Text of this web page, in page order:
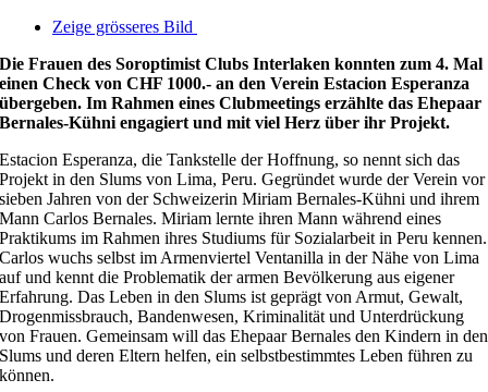
Zeige grösseres Bild
Die Frauen des Soroptimist Clubs Interlaken konnten zum 4. Mal
einen Check von CHF 1000.- an den Verein Estacion Esperanza
übergeben. Im Rahmen eines Clubmeetings erzählte das Ehepaar
Bernales-Kühni engagiert und mit viel Herz über ihr Projekt.
Estacion Esperanza, die Tankstelle der Hoffnung, so nennt sich das
Projekt in den Slums von Lima, Peru. Gegründet wurde der Verein vor
sieben Jahren von der Schweizerin Miriam Bernales-Kühni und ihrem
Mann Carlos Bernales. Miriam lernte ihren Mann während eines
Praktikums im Rahmen ihres Studiums für Sozialarbeit in Peru kennen.
Carlos wuchs selbst im Armenviertel Ventanilla in der Nähe von Lima
auf und kennt die Problematik der armen Bevölkerung aus eigener
Erfahrung. Das Leben in den Slums ist geprägt von Armut, Gewalt,
Drogenmissbrauch, Bandenwesen, Kriminalität und Unterdrückung
von Frauen. Gemeinsam will das Ehepaar Bernales den Kindern in den
Slums und deren Eltern helfen, ein selbstbestimmtes Leben führen zu
können.